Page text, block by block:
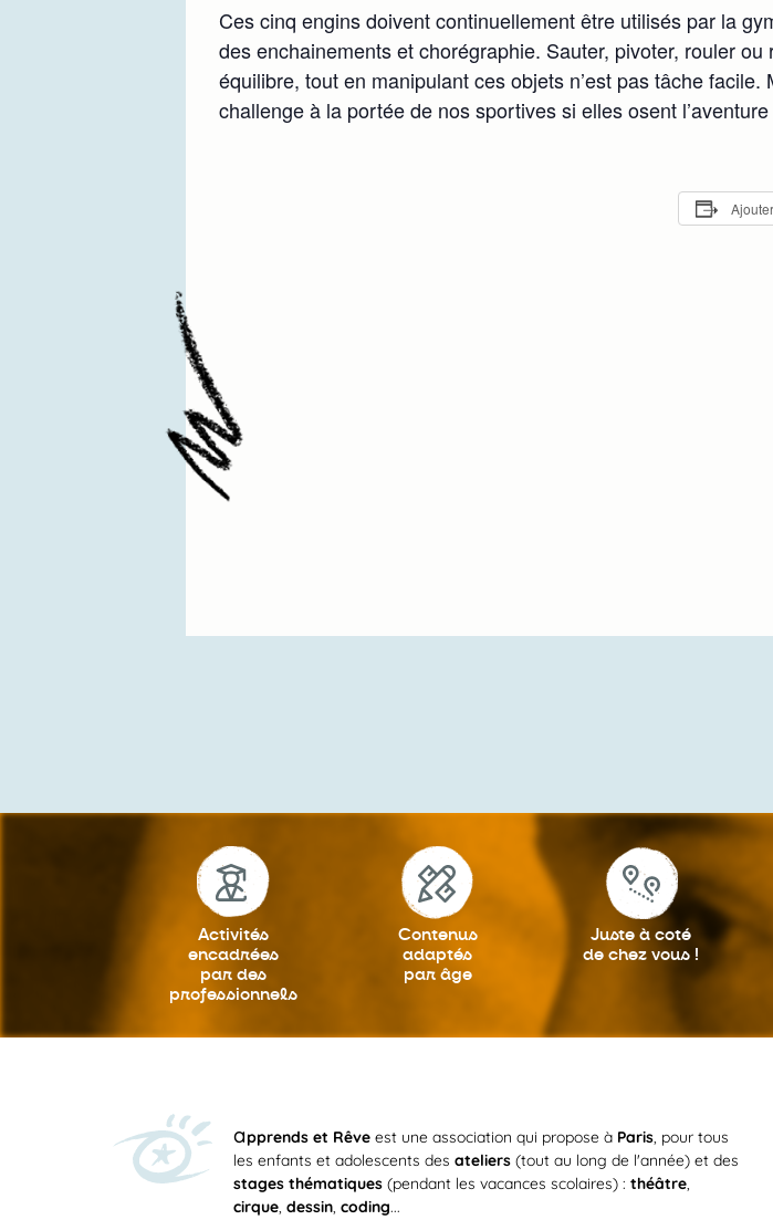
Ces cinq engins doivent continuellement être utilisés par la
des enchainements et chorégraphie. Sauter, pivoter, rouler ou
équilibre, tout en manipulant ces objets n’est pas tâche facile.
challenge à la portée de nos sportives si elles osent l’aventure
Activités
encadrées
par des
professionnels
Contenus
adaptés
par âge
Juste à coté
de chez vous !
apprends et Rêve est une association qui propose à Paris, pour tous
les enfants et adolescents desateliers (tout au long de l'année) et des
stages thématiques (pendant les vacances scolaires) :théâtre,
cirque,dessin,coding...